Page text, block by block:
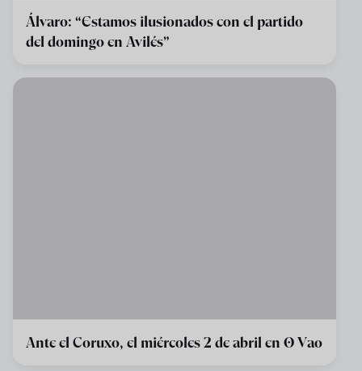
Álvaro: “Estamos ilusionados con el partido
del domingo en Avilés”
Ante el Coruxo, el miércoles 2 de abril en O Vao